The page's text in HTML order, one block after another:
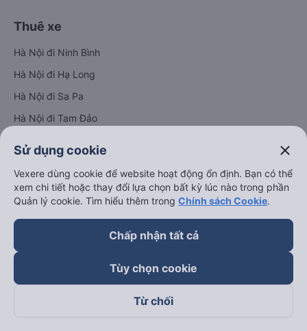
Thuê xe
Hà Nội đi Ninh Bình
Hà Nội đi Hạ Long
Hà Nội đi Sa Pa
Hà Nội đi Tam Đảo
Hải Phòng đi Hà Nội
Xem tất cả tuyến đường
Sử dụng cookie close
Vexere dùng cookie để website hoạt động ổn định. Bạn có thể
xem chi tiết hoặc thay đổi lựa chọn bất kỳ lúc nào trong phần
Quản lý cookie. Tìm hiểu thêm trong Chính sách Cookie.
Chấp nhận tất cả
Tùy chọn cookie
Từ chối